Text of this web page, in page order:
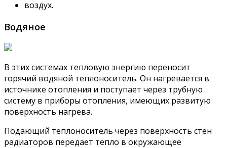
воздух.
Водяное
В этих системах тепловую энергию переносит
горячий водяной теплоноситель. Он нагревается в
источнике отопления и поступает через трубную
систему в приборы отопления, имеющих развитую
поверхность нагрева.
Подающий теплоноситель через поверхность стен
радиаторов передает тепло в окружающее